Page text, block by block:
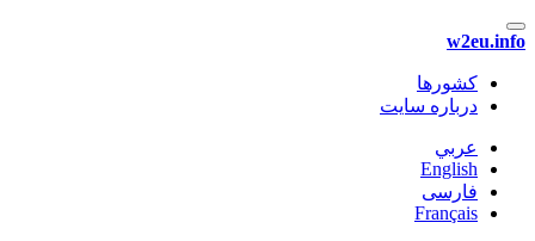
w2eu.info
کشورها
درباره سایت
عربي
English
فارسی
Français